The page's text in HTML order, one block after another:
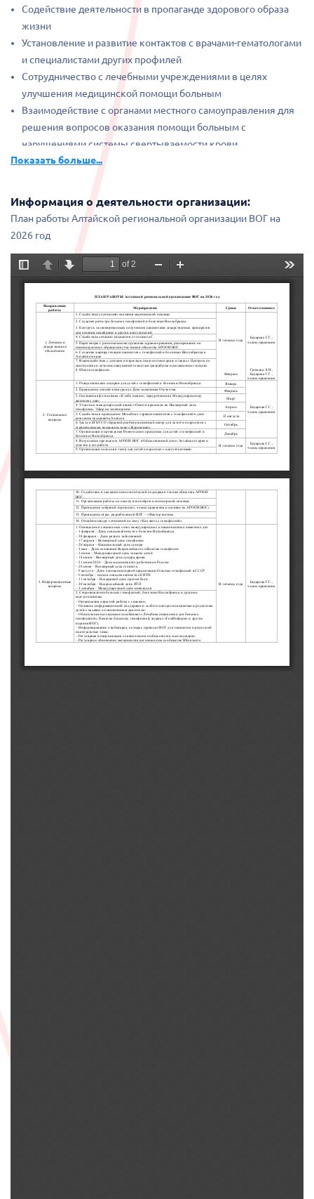
Содействие деятельности в пропаганде здорового образа
жизни
Установление и развитие контактов с врачами-гематологами
и специалистами других профилей
Сотрудничество с лечебными учреждениями в целях
улучшения медицинской помощи больным
Взаимодействие с органами местного самоуправления для
решения вопросов оказания помощи больным с
нарушениями системы свертываемости крови
Показать больше...
Информация о деятельности организации:
План работы Алтайской региональной организации ВОГ на
2026 год